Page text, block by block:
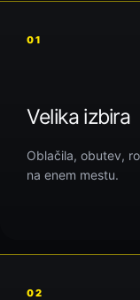
01
Velika izbira
Oblačila, obutev,
na enem mestu.
02